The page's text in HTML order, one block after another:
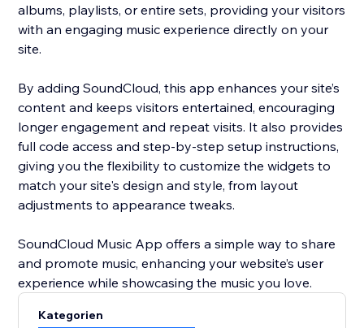
albums, playlists, or entire sets, providing your visitors
with an engaging music experience directly on your
site.
By adding SoundCloud, this app enhances your site’s
content and keeps visitors entertained, encouraging
longer engagement and repeat visits. It also provides
full code access and step-by-step setup instructions,
giving you the flexibility to customize the widgets to
match your site's design and style, from layout
adjustments to appearance tweaks.
SoundCloud Music App offers a simple way to share
and promote music, enhancing your website’s user
Kategorien